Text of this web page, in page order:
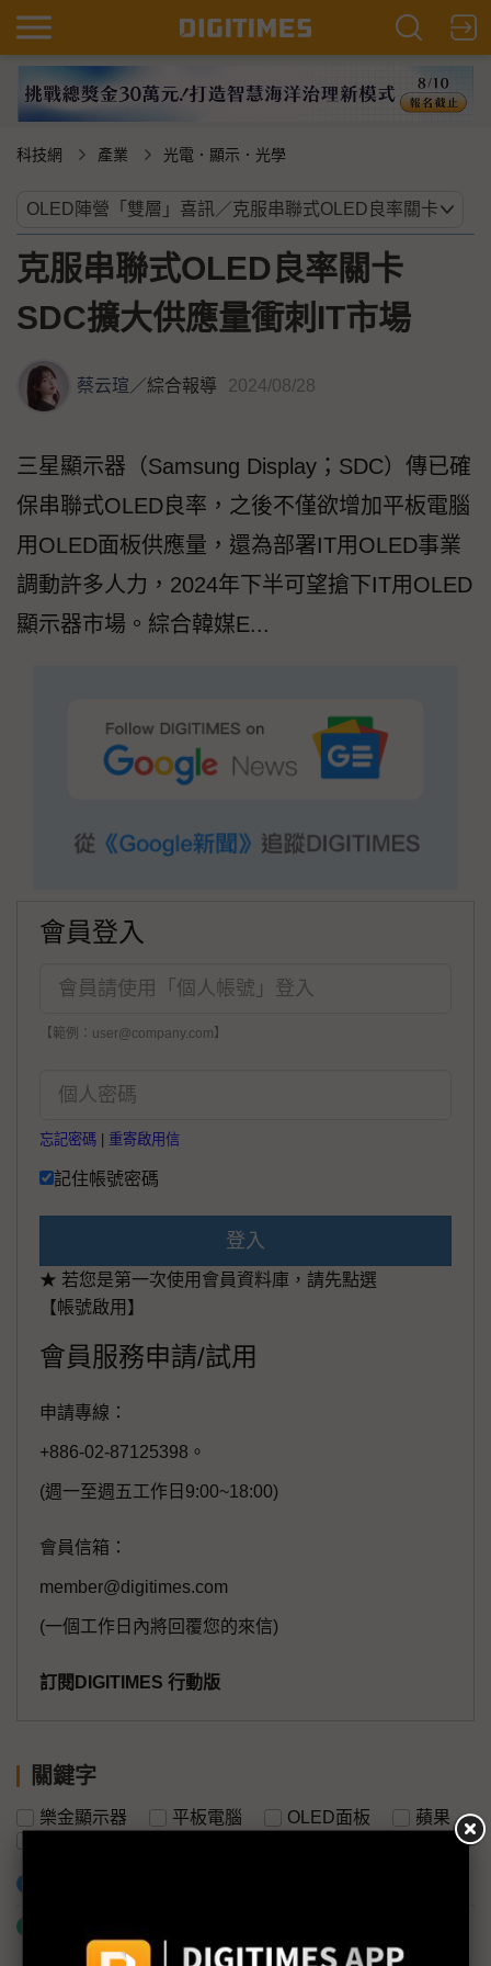
科技網 產業 光電．顯示．光學
克服串聯式OLED良率關卡
SDC擴大供應量衝刺IT市場
蔡云瑄／綜合報導 2024/08/28
三星顯示器（Samsung Display；SDC）傳已確
保串聯式OLED良率，之後不僅欲增加平板電腦
用OLED面板供應量，還為部署IT用OLED事業
調動許多人力，2024年下半可望搶下IT用OLED
顯示器市場。綜合韓媒E...
會員登入
【範例：user@company.com】
忘記密碼 重寄啟用信
記住帳號密碼
登入
★ 若您是第一次使用會員資料庫，請先點選
【帳號啟用】
會員服務申請/試用
申請專線：
+886-02-87125398。
(週一至週五工作日9:00~18:00)
會員信箱：
member@digitimes.com
(一個工作日內將回覆您的來信)
訂閱DIGITIMES 行動版
關鍵字
樂金顯示器 平板電腦 OLED面板
蘋果